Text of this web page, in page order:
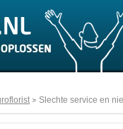
Slechte service en